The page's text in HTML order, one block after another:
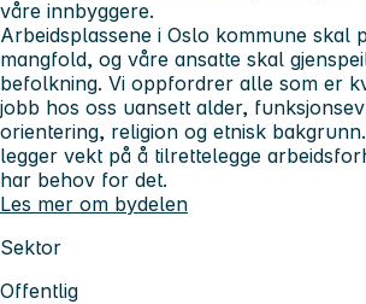
våre innbyggere.
Arbeidsplassene i Oslo kommune skal
mangfold, og våre ansatte skal
befolkning. Vi oppfordrer alle som er
jobb hos oss uansett alder,
orientering, religion og etnisk
legger vekt på å tilrettelegge
har behov for det.
Les mer om bydelen
Sektor
Offentlig